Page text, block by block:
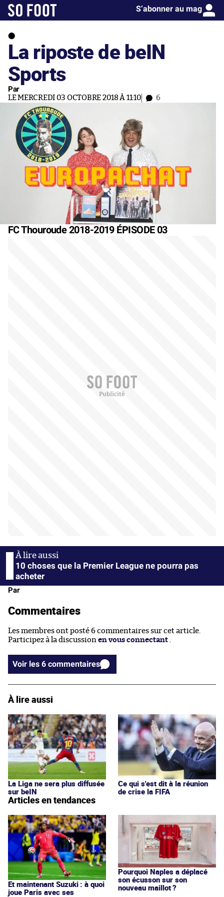
S’abonner au mag
La riposte de beIN
Sports
Par
LE MERCREDI 03 OCTOBRE 2018 À 11:10 6
FC Thouroude 2018-2019 ÉPISODE 03
10 choses que la Premier League ne pourra pas
acheter
Par
Commentaires
Les membres ont posté 6 commentaires sur cet article.
Participez à la discussion en vous connectant
Voir les 6 commentaires
À lire aussi
La Liga ne sera plus diffusée
sur beIN
Ce qui s'est dit à la réunion
de crise la FIFA
Articles en tendances
Et maintenant Suzuki : à quoi
joue Paris avec ses
Pourquoi Naples a déplacé
son écusson sur son
nouveau maillot ?